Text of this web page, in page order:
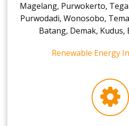
Magelang, Purwokerto,
Purwodadi, Wonosobo,
Batang, Demak, Kudus,
Renewable Energy